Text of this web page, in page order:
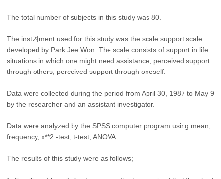
The total number of subjects in this study was 80.
The inst겨ment used for this study was the scale support scale
developed by Park Jee Won. The scale consists of support in life
situations in which one might need assistance, perceived support
through others, perceived support through oneself.
Data were collected during the period from April 30, 1987 to May 9
by the researcher and an assistant investigator.
Data were analyzed by the SPSS computer program using mean,
frequency, x**2 -test, t-test, ANOVA.
The results of this study were as follows;